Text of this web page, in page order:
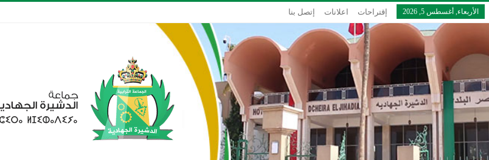
الأربعاء, أغسطس 5, 2026 إقتراحات اعلانات إتصل بنا